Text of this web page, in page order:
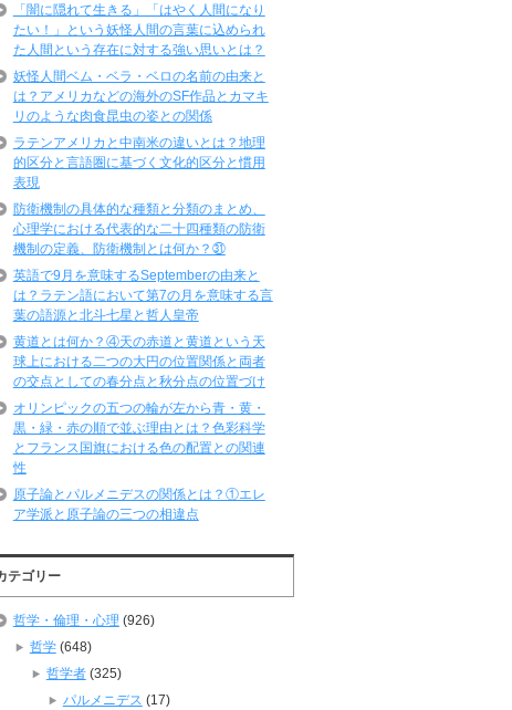
「闇に隠れて生きる」「はやく人間になり
たい！」という妖怪人間の言葉に込められ
た人間という存在に対する強い思いとは？
妖怪人間ベム・ベラ・ベロの名前の由来と
は？アメリカなどの海外のSF作品とカマキ
リのような肉食昆虫の姿との関係
ラテンアメリカと中南米の違いとは？地理
的区分と言語圏に基づく文化的区分と慣用
表現
防衛機制の具体的な種類と分類のまとめ、
心理学における代表的な二十四種類の防衛
機制の定義、防衛機制とは何か？㉛
英語で9月を意味するSeptemberの由来と
は？ラテン語において第7の月を意味する言
葉の語源と北斗七星と哲人皇帝
黄道とは何か？④天の赤道と黄道という天
球上における二つの大円の位置関係と両者
の交点としての春分点と秋分点の位置づけ
オリンピックの五つの輪が左から青・黄・
黒・緑・赤の順で並ぶ理由とは？色彩科学
とフランス国旗における色の配置との関連
性
原子論とパルメニデスの関係とは？①エレ
ア学派と原子論の三つの相違点
テゴリー
哲学・倫理・心理 (926)
哲学(648)
哲学者(325)
パルメニデス (17)